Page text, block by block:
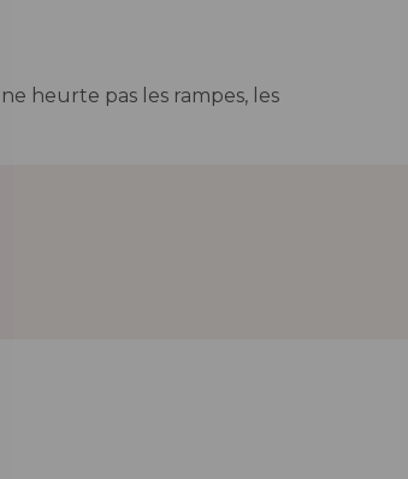
l ne heurte pas les rampes, les